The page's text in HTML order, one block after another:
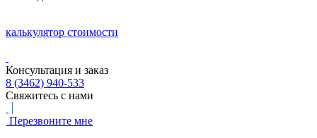
калькулятор стоимости
Консультация и заказ
8 (3462) 940-533
Свяжитесь с нами
Перезвоните мне